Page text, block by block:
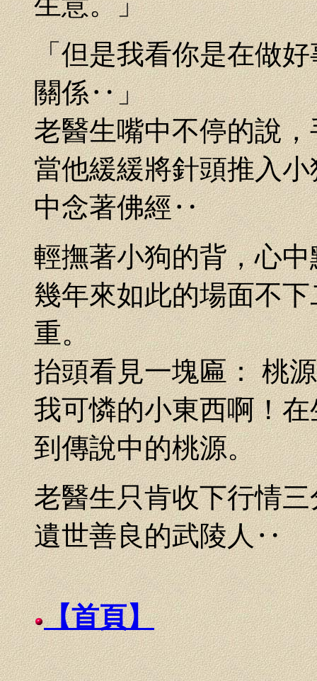
「但是我看你是在做
關係‥」
老醫生嘴中不停的說
當他緩緩將針頭推入
中念著佛經‥
輕撫著小狗的背，心
幾年來如此的場面不
重。
抬頭看見一塊匾： 桃
我可憐的小東西啊！
到傳說中的桃源。
老醫生只肯收下行情
遺世善良的武陵人‥
【首頁】